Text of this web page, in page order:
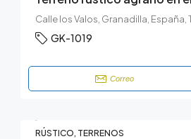
GK-1019
Correo
RÚSTICO, TERRENOS